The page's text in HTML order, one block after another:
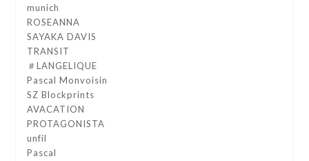
munich
ROSEANNA
SAYAKA DAVIS
TRANSIT
＃LANGELIQUE
Pascal Monvoisin
SZ Blockprints
AVACATION
PROTAGONISTA
unfil
Pascal